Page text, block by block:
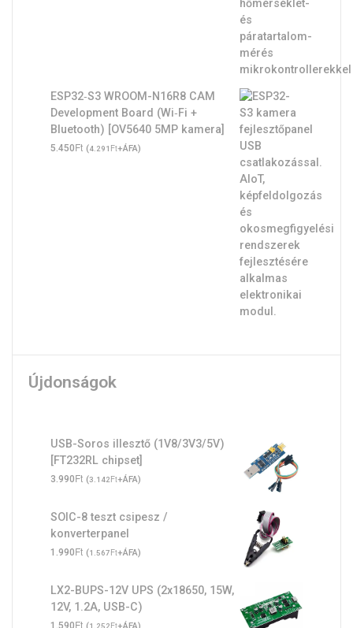
ESP32‑S3 WROOM-N16R8 CAM
Development Board (Wi‑Fi +
Bluetooth) [OV5640 5MP kamera]
5.450Ft (4.291 Ft+ÁFA)
Újdonságok
USB-Soros illesztő (1V8/3V3/5V)
[FT232RL chipset]
3.990Ft (3.142Ft+ÁFA)
SOIC-8 teszt csipesz /
konverterpanel
1.990Ft (1.567Ft+ÁFA)
LX2-BUPS-12V UPS (2x18650, 15W,
12V, 1.2A, USB-C)
Ft 1.252